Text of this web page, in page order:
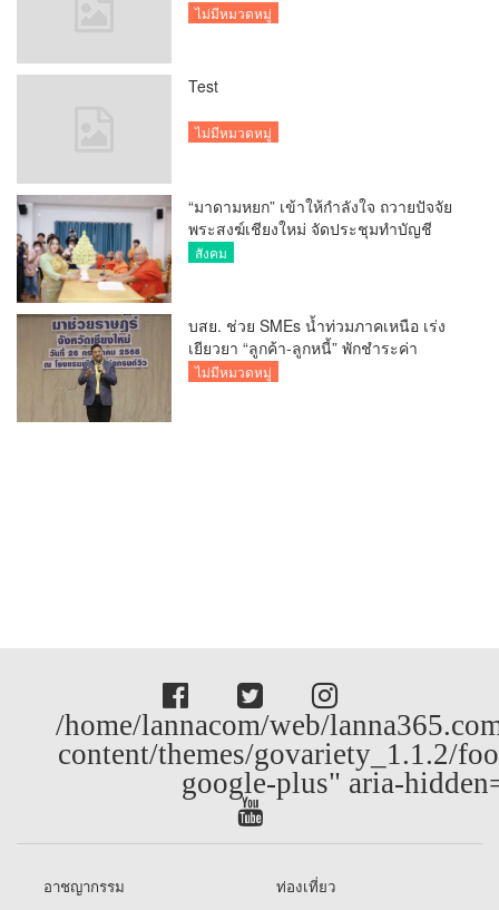
ไม่มีหมวดหมู่
Test
ไม่มีหมวดหมู่
“มาดามหยก” เข้าให้กำลังใจ ถวายปัจจัย
พระสงฆ์เชียงใหม่ จัดประชุมทำบัญชี
รายรับรายจ่ายของวัด กว่า 300 รูป ที่วัด
สังคม
บสย. ช่วย SMEs น้ำท่วมภาคเหนือ เร่ง
เยียวยา “ลูกค้า-ลูกหนี้” พักชำระค่า
ธรรมเนียม-ค่างวด
ไม่มีหมวดหมู่
/home/lannacom/web/
content/themes/govariety_1.1.2/
google-plus" aria-
อาชญากรรม
ท่องเที่ยว